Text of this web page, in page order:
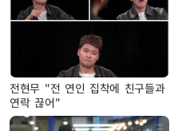
전현무 "전 연인 집착에 친구들과
연락 끊어"